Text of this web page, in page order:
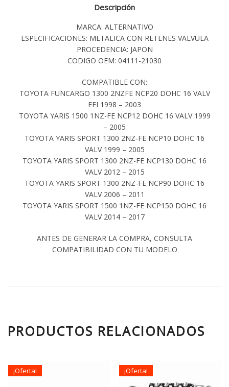
Descripción
MARCA: ALTERNATIVO
ESPECIFICACIONES: METALICA CON RETENES VALVULA
PROCEDENCIA: JAPON
CODIGO OEM: 04111-21030
COMPATIBLE CON:
TOYOTA FUNCARGO 1300 2NZFE NCP20 DOHC 16 VALV
EFI 1998 – 2003
TOYOTA YARIS 1500 1NZ-FE NCP12 DOHC 16 VALV 1999
– 2005
TOYOTA YARIS SPORT 1300 2NZ-FE NCP10 DOHC 16
VALV 1999 – 2005
TOYOTA YARIS SPORT 1300 2NZ-FE NCP130 DOHC 16
VALV 2012 – 2015
TOYOTA YARIS SPORT 1300 2NZ-FE NCP90 DOHC 16
VALV 2006 – 2011
TOYOTA YARIS SPORT 1500 1NZ-FE NCP150 DOHC 16
VALV 2014 – 2017
ANTES DE GENERAR LA COMPRA, CONSULTA
COMPATIBILIDAD CON TU MODELO
PRODUCTOS RELACIONADOS
¡Oferta! ¡Oferta!